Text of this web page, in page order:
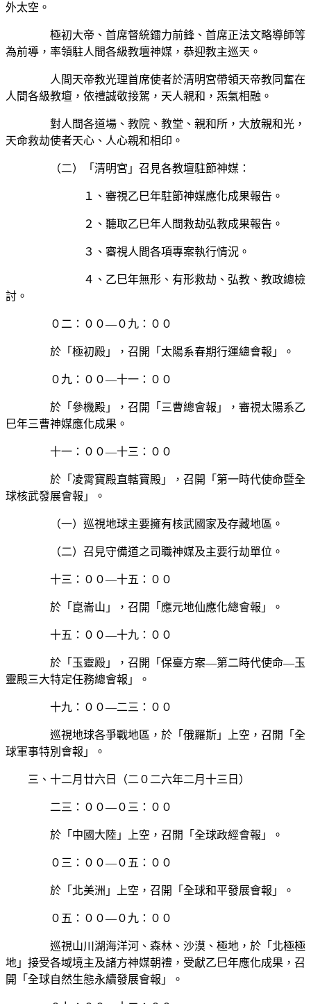
外太空。
極初大帝、首席督統鐳力前鋒、首席正法文略導師等
為前導，率領駐人間各級教壇神媒，恭迎教主巡天。
人間天帝教光理首席使者於清明宮帶領天帝教同奮在
人間各級教壇，依禮誠敬接駕，天人親和，炁氣相融。
對人間各道場、教院、教堂、親和所，大放親和光，
天命救劫使者天心、人心親和相印。
（二）「清明宮」召見各教壇駐節神媒：
１、審視乙巳年駐節神媒應化成果報告。
２、聽取乙巳年人間救劫弘教成果報告。
３、審視人間各項專案執行情況。
４、乙巳年無形、有形救劫、弘教、教政總檢
討。
０二：００—０九：００
於「極初殿」，召開「太陽系春期行運總會報」。
０九：００—十一：００
於「參機殿」，召開「三曹總會報」，審視太陽系乙
巳年三曹神媒應化成果。
十一：００—十三：００
於「凌霄寶殿直轄寶殿」，召開「第一時代使命暨全
球核武發展會報」。
（一）巡視地球主要擁有核武國家及存藏地區。
（二）召見守備道之司職神媒及主要行劫單位。
十三：００—十五：００
於「崑崙山」，召開「應元地仙應化總會報」。
十五：００—十九：００
於「玉靈殿」，召開「保臺方案—第二時代使命—玉
靈殿三大特定任務總會報」。
十九：００—二三：００
巡視地球各爭戰地區，於「俄羅斯」上空，召開「全
球軍事特別會報」。
三、十二月廿六日（二０二六年二月十三日）
二三：００—０三：００
於「中國大陸」上空，召開「全球政經會報」。
０三：００—０五：００
於「北美洲」上空，召開「全球和平發展會報」。
０五：００—０九：００
巡視山川湖海洋河、森林、沙漠、極地，於「北極極
地」接受各域境主及諸方神媒朝禮，受獻乙巳年應化成果，召
開「全球自然生態永續發展會報」。